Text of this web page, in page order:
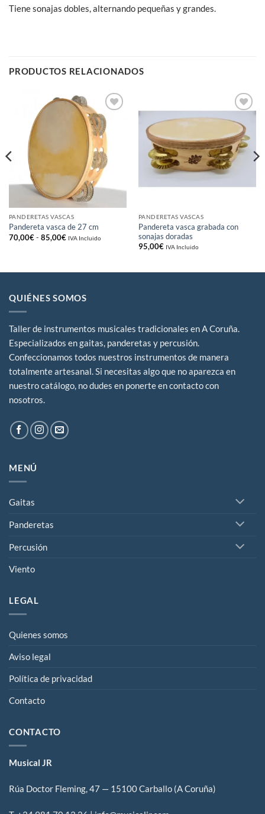
Tiene sonajas dobles, alternando pequeñas y grandes.
PRODUCTOS RELACIONADOS
Añadir
a la
lista
deseos
PANDERETAS VASCAS
Pandereta vasca de 27 cm
70,00€ - 85,00€Rango
hasta
IVA Incluido
a la
lista
de
deseos
PANDERETAS VASCAS
Pandereta vasca grabada con
sonajas doradas
95,00€ IVA Incluido
QUIÉNES SOMOS
Taller de instrumentos musicales tradicionales en A Coruña.
Especializados en gaitas, panderetas y percusión.
Confeccionamos todos nuestros instrumentos de manera
totalmente artesanal. Si necesitas algo que no aparezca en
nuestro catálogo, no dudes en ponerte en contacto con
nosotros.
MENÚ
Gaitas
Panderetas
Percusión
Viento
LEGAL
Quienes somos
Aviso legal
Política de privacidad
Contacto
CONTACTO
Musical JR
Rúa Doctor Fleming, 47 — 15100 Carballo (A Coruña)